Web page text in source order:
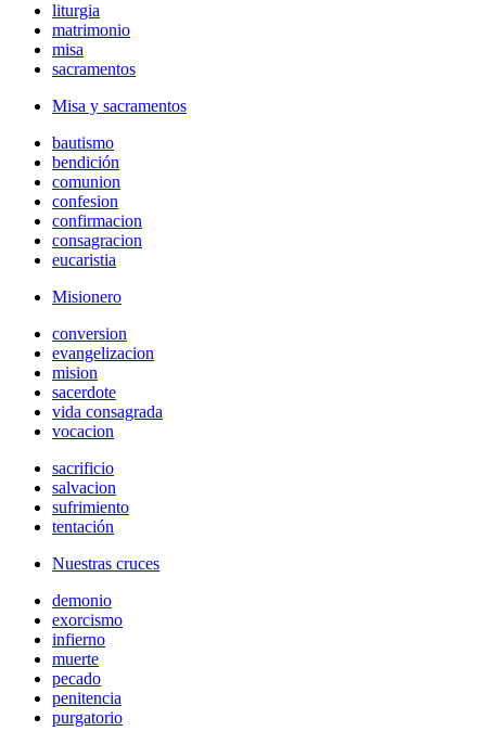
liturgia
matrimonio
misa
sacramentos
Misa y sacramentos
bautismo
bendición
comunion
confesion
confirmacion
consagracion
eucaristia
Misionero
conversion
evangelizacion
mision
sacerdote
vida consagrada
vocacion
sacrificio
salvacion
sufrimiento
tentación
Nuestras cruces
demonio
exorcismo
infierno
muerte
pecado
penitencia
purgatorio